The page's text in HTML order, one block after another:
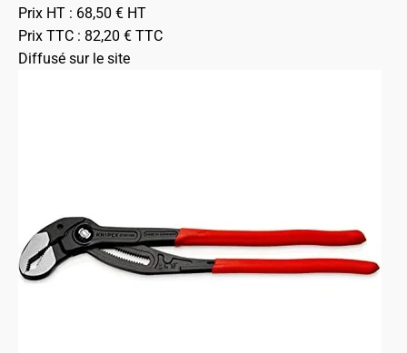
Prix HT : 68,50 € HT
Prix TTC : 82,20 € TTC
Diffusé sur le site